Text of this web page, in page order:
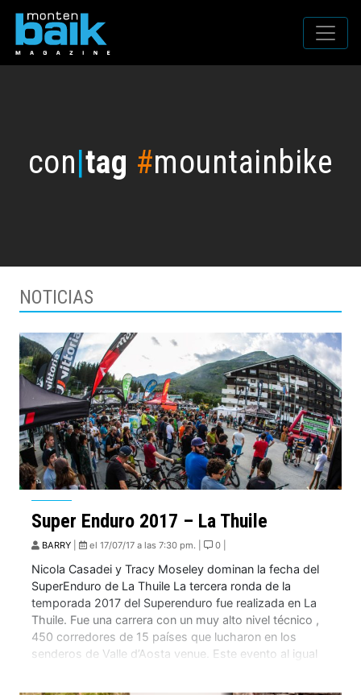
con|tag #mountainbike
NOTICIAS
Super Enduro 2017 – La Thuile
BARRY el 17/07/17 a las 7:30 pm. | 0 |
Nicola Casadei y Tracy Moseley dominan la fecha del
SuperEnduro de La Thuile La tercera ronda de la
temporada 2017 del Superenduro fue realizada en La
Thuile. Fue una carrera con un muy alto nivel técnico ,
450 corredores de 15 países que lucharon en los
senderos de Valle d’Aosta venue. Este evento al igual